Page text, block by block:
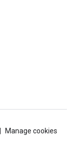
Manage cookies